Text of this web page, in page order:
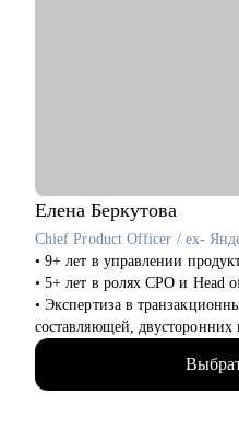
Елена Беркутова
Chief Product Officer / ex-
• 9+ лет в управлении
• 5+ лет в ролях CPO и Head
• Экспертиза в
составляющей, двусторонних
com, retail, travel, hr tech,
• Максимальный масштаб
• Провела 200+